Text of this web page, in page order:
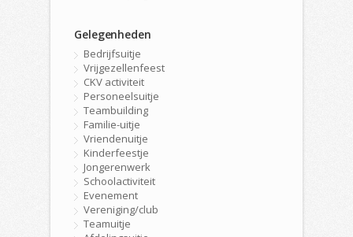
Gelegenheden
Bedrijfsuitje
Vrijgezellenfeest
CKV activiteit
Personeelsuitje
Teambuilding
Familie-uitje
Vriendenuitje
Kinderfeestje
Jongerenwerk
Schoolactiviteit
Evenement
Vereniging/club
Teamuitje